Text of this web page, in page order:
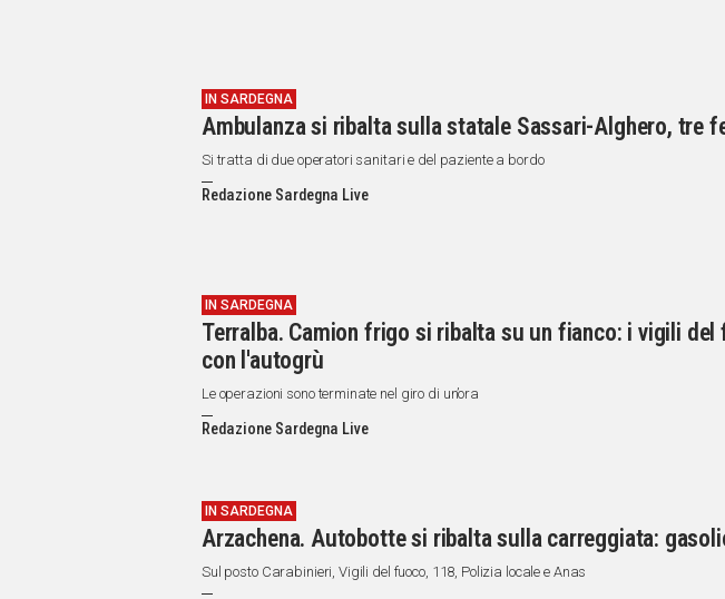
IN SARDEGNA
Ambulanza si ribalta sulla statale Sassari-Alghero, tre
Si tratta di due operatori sanitari e del paziente a bordo
Redazione Sardegna Live
IN SARDEGNA
Terralba. Camion frigo si ribalta su un fianco: i vigili
con l'autogrù
Le operazioni sono terminate nel giro di un’ora
Redazione Sardegna Live
IN SARDEGNA
Arzachena. Autobotte si ribalta sulla carreggiata:
Sul posto Carabinieri, Vigili del fuoco, 118, Polizia locale e Anas